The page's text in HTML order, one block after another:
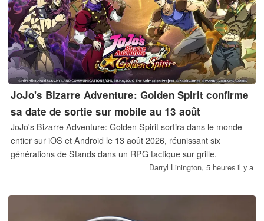
JoJo's Bizarre Adventure: Golden Spirit confirme
sa date de sortie sur mobile au 13 août
JoJo's Bizarre Adventure: Golden Spirit sortira dans le monde
entier sur iOS et Android le 13 août 2026, réunissant six
générations de Stands dans un RPG tactique sur grille.
Darryl Linington, 5 heures il y a